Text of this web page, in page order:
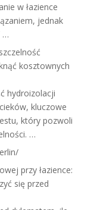
w łazience
jednak
…
kosztownych
hydroizolacji
kluczowe
który pozwoli
…
przy łazience:
się przed